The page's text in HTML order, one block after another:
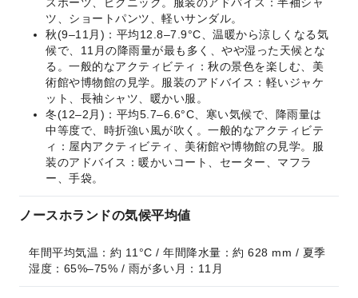
ツ、ショートパンツ、軽いサンダル。
秋(9–11月)：平均12.8–7.9°C、温暖から涼しくなる気
候で、11月の降雨量が最も多く、やや湿った天候とな
る。一般的なアクティビティ：秋の景色を楽しむ、美
術館や博物館の見学。服装のアドバイス：軽いジャケ
ット、長袖シャツ、暖かい服。
冬(12–2月)：平均5.7–6.6°C、寒い気候で、降雨量は
中等度で、時折強い風が吹く。一般的なアクティビテ
ィ：屋内アクティビティ、美術館や博物館の見学。服
装のアドバイス：暖かいコート、セーター、マフラ
ー、手袋。
ノースホランドの気候平均値
年間平均気温：約 11°C / 年間降水量：約 628 mm / 夏季
湿度：65%–75% / 雨が多い月：11月